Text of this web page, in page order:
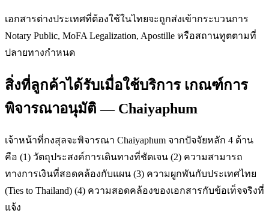
เอกสารต่างประเทศที่ต้องใช้ในไทยจะถูกส่งเข้ากระบวนการ
Notary Public, MoFA Legalization, Apostille หรือสถานทูตตามที่
ปลายทางกำหนด
สิ่งที่ลูกค้าได้รับเมื่อใช้บริการ เกณฑ์การ
พิจารณาอนุมัติ — Chaiyaphum
เจ้าหน้าที่กงสุลจะพิจารณา Chaiyaphum จากปัจจัยหลัก 4 ด้าน
คือ (1) วัตถุประสงค์การเดินทางที่ชัดเจน (2) ความสามารถ
ทางการเงินที่สอดคล้องกับแผน (3) ความผูกพันกับประเทศไทย
(Ties to Thailand) (4) ความสอดคล้องของเอกสารกับข้อเท็จจริงที่
แจ้ง